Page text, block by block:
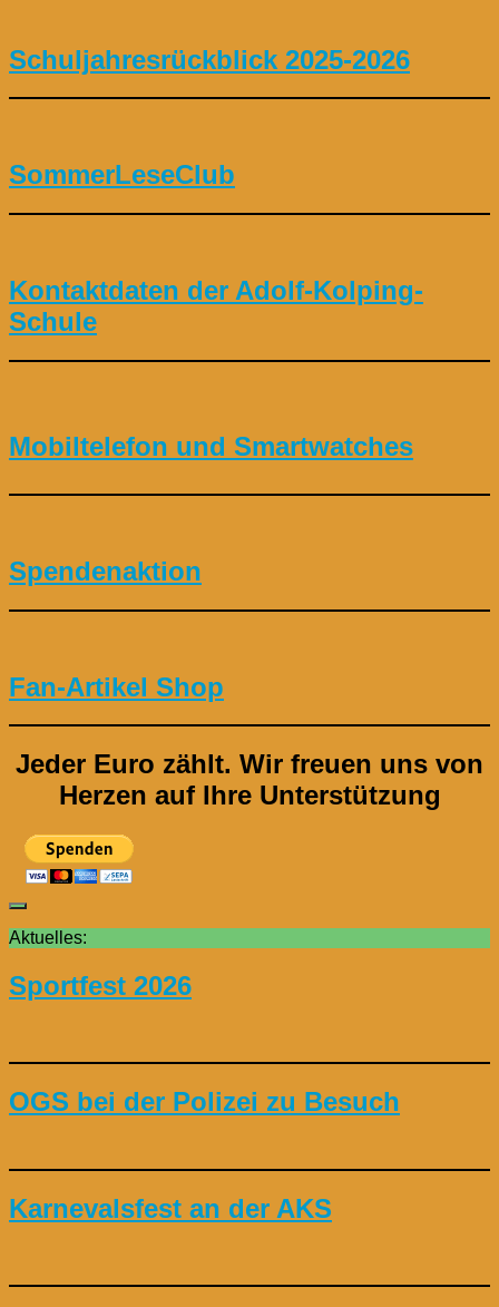
Schuljahresrückblick 2025-2026
SommerLeseClub
Kontaktdaten der Adolf-Kolping-
Schule
Mobiltelefon und Smartwatches
Spendenaktion
Fan-Artikel Shop
Jeder Euro zählt. Wir freuen uns von
Herzen auf Ihre Unterstützung
Aktuelles:
Sportfest 2026
OGS bei der Polizei zu Besuch
Karnevalsfest an der AKS